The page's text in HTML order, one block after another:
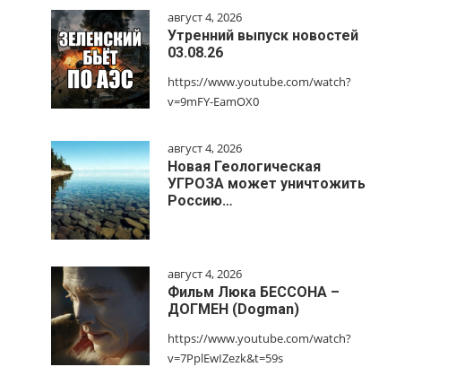
август 4, 2026
Утренний выпуск новостей
03.08.26
https://www.youtube.com/watch?
v=9mFY-EamOX0
август 4, 2026
Новая Геологическая
УГРОЗА может уничтожить
Россию…
август 4, 2026
Фильм Люка БЕССОНА –
ДОГМЕН (Dogman)
https://www.youtube.com/watch?
v=7PplEwIZezk&t=59s